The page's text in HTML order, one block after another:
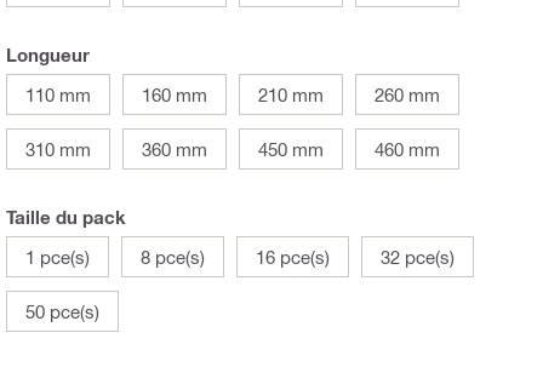
Longueur
110 mm
160 mm 210 mm 260 mm
310 mm 360 mm 450 mm 460 mm
Taille du pack
1 pce(s)
8 pce(s) 16 pce(s) 32 pce(s)
50 pce(s)